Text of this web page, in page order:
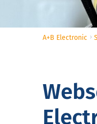
A+B Electronic